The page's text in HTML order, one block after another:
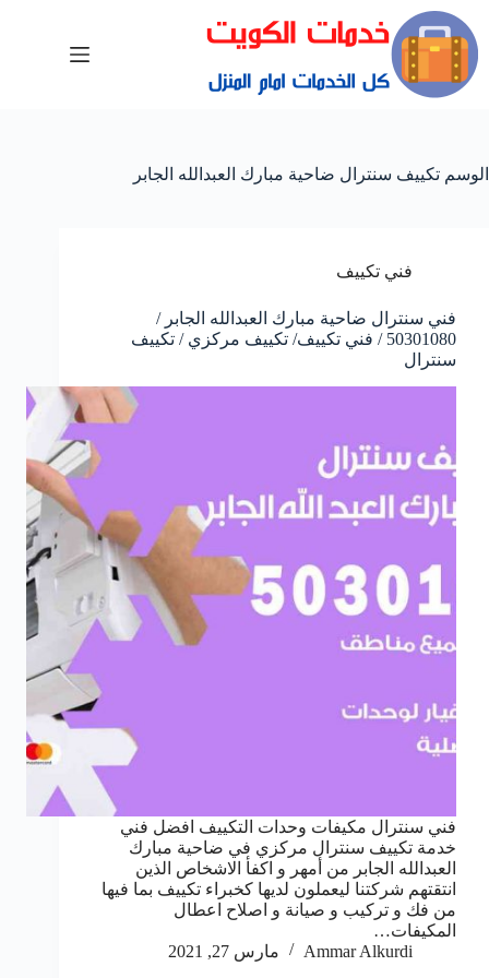
الوسم تكييف سنترال ضاحية مبارك العبدالله الجابر
فني تكييف
فني سنترال ضاحية مبارك العبدالله الجابر /
50301080 / فني تكييف/ تكييف مركزي / تكييف
سنترال
فني سنترال مكيفات وحدات التكييف افضل فني
خدمة تكييف سنترال مركزي في ضاحية مبارك
العبدالله الجابر من أمهر و اكفأ الاشخاص الذين
انتقتهم شركتنا ليعملون لديها كخبراء تكييف بما فيها
من فك و تركيب و صيانة و اصلاح اعطال
المكيفات…
Ammar Alkurdi
مارس 27, 2021